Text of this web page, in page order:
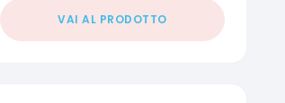
VAI AL PRODOTTO